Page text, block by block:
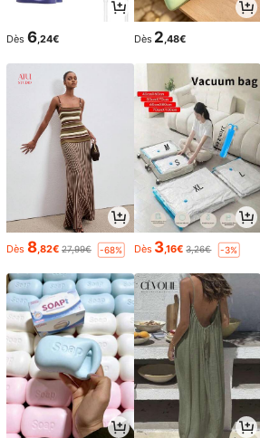
Dès 6,24€ Dès 2 ,48€
Dès 8,82€ 27,99€ -68% Dès 3,16€ 3,26€ -3%